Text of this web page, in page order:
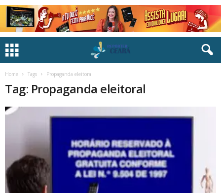
Home Tags Propaganda eleitoral
Tag: Propaganda eleitoral